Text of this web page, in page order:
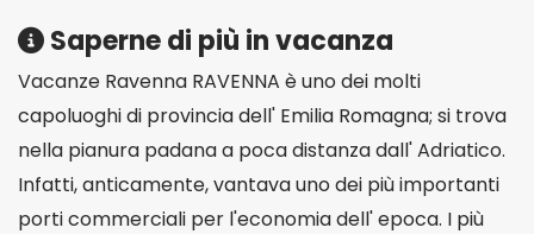
Saperne di più in vacanza
Vacanze Ravenna RAVENNA è uno dei molti
capoluoghi di provincia dell' Emilia Romagna; si trova
nella pianura padana a poca distanza dall' Adriatico.
Infatti, anticamente, vantava uno dei più importanti
porti commerciali per l'economia dell' epoca. I più